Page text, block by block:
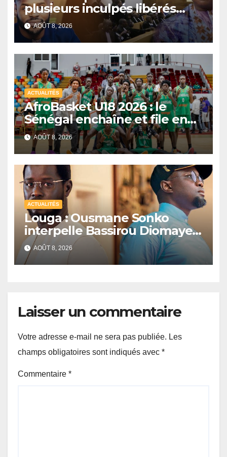
plusieurs inculpés libérés
après un non-lieu partiel
AOÛT 8, 2026
ACTUALITÉS
AfroBasket U18 2026 : le
Sénégal enchaîne et file en
quarts de finale
AOÛT 8, 2026
ACTUALITÉS
Louga : Ousmane Sonko
interpelle Bassirou Diomaye
Faye sur la date des élections
locales
AOÛT 8, 2026
Laisser un commentaire
Votre adresse e-mail ne sera pas publiée. Les
champs obligatoires sont indiqués avec *
Commentaire *